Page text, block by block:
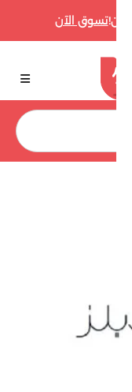
تسوق الآن